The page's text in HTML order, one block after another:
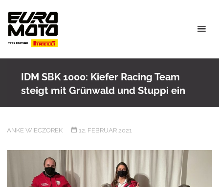
content
IDM SBK 1000: Kiefer Racing Team
steigt mit Grünwald und Stuppi ein
ANKE WIECZOREK 12. FEBRUAR 2021